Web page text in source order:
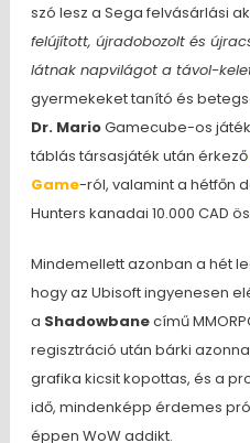
szó lesz a Sega felvásárlási
felújított, újradobozolt és
látnak napvilágot a távol-
gyermekeket tanító és
Dr. MarioGamecube-os
táblás társasjáték után érkező
Game-ról, valamint a hétfőn
Hunters kanadai 10.000 CAD
Mindemellett azonban a hét
hogy az Ubisoft ingyenesen
a Shadowbanecímű
regisztráció után bárki
grafika kicsit kopottas, és a
idő, mindenképp érdemes
éppen WoW addikt.